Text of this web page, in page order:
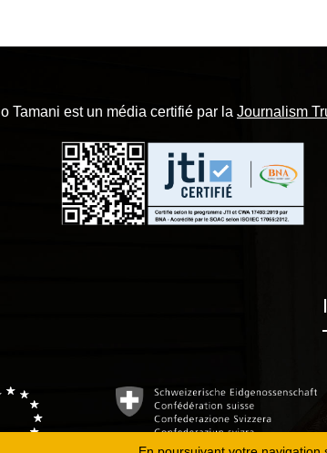
Tamani est un média certifié par la Journalism